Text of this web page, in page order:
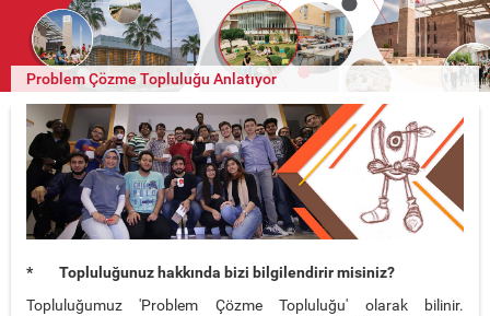
Problem Çözme Topluluğu Anlatıyor
* Topluluğunuz hakkında bizi bilgilendirir misiniz?
Topluluğumuz 'Problem Çözme Topluluğu' olarak bilinir.